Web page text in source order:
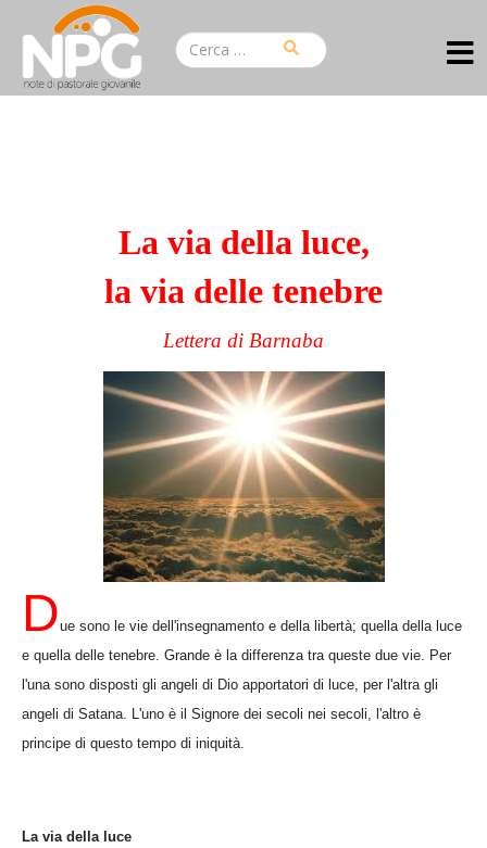
La via della luce,
la via delle tenebre
Lettera di Barnaba
Due sono le vie dell'insegnamento e della libertà; quella della luce
e quella delle tenebre. Grande è la differenza tra queste due vie. Per
l'una sono disposti gli angeli di Dio apportatori di luce, per l'altra gli
angeli di Satana. L'uno è il Signore dei secoli nei secoli, l'altro è
principe di questo tempo di iniquità.
La via della luce